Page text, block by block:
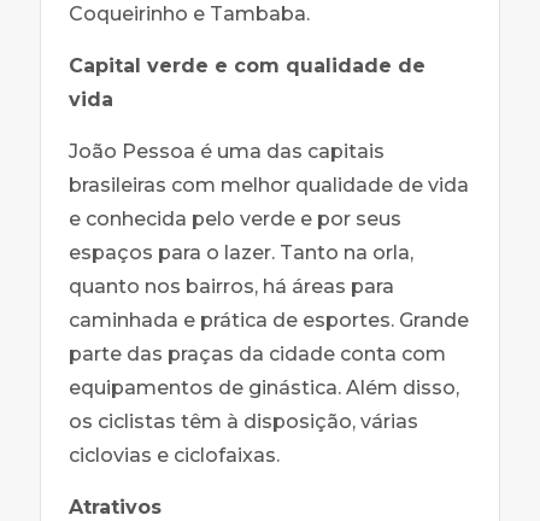
Coqueirinho e Tambaba.
Capital verde e com qualidade de
vida
João Pessoa é uma das capitais
brasileiras com melhor qualidade de vida
e conhecida pelo verde e por seus
espaços para o lazer. Tanto na orla,
quanto nos bairros, há áreas para
caminhada e prática de esportes. Grande
parte das praças da cidade conta com
equipamentos de ginástica. Além disso,
os ciclistas têm à disposição, várias
ciclovias e ciclofaixas.
Atrativos